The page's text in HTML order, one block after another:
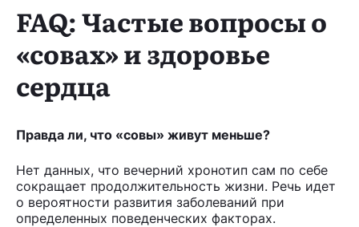
FAQ: Частые вопросы о
«совах» и здоровье
сердца
Правда ли, что «совы» живут меньше?
Нет данных, что вечерний хронотип сам по себе
сокращает продолжительность жизни. Речь идет
о вероятности развития заболеваний при
определенных поведенческих факторах.